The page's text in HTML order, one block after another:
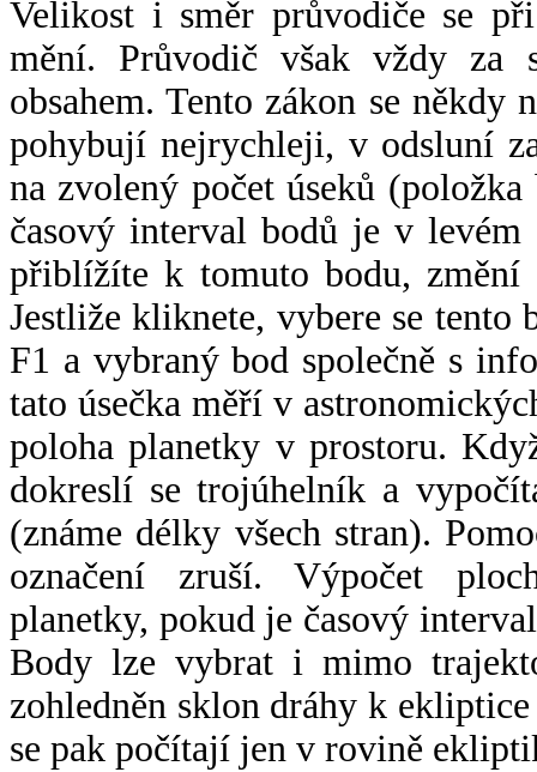
Velikost i směr průvodiče se
mění. Průvodič však vždy za
obsahem. Tento zákon se někdy
pohybují nejrychleji, v odsluní
na zvolený počet úseků
časový interval bodů je v
přiblížíte k tomuto bodu,
Jestliže kliknete, vybere se tento
F1 a vybraný bod společně s
tato úsečka měří v
poloha planetky v prostoru.
dokreslí se trojúhelník a
(známe délky všech stran).
označení zruší. Výpočet
planetky, pokud je časový
Body lze vybrat i mimo
zohledněn sklon dráhy k
se pak počítají jen v rovině